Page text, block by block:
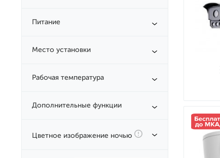
Питание
Место установки
Рабочая температура
Дополнительные функции
Цветное изображение ночью